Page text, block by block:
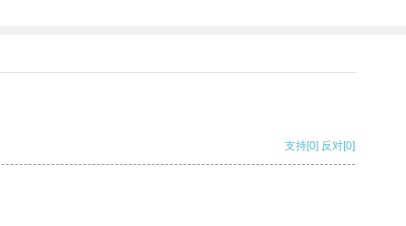
支持[0] 反对[0]